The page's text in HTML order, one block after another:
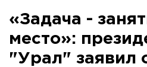
«Задача -
место»:
"Урал" заявил